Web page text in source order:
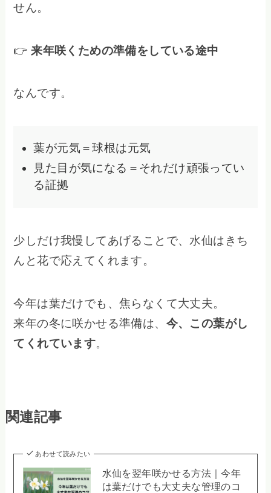
せん。
👉来年咲くための準備をしている途中
なんです。
葉が元気＝球根は元気
見た目が気になる＝それだけ頑張ってい
る証拠
少しだけ我慢してあげることで、水仙はきち
んと花で応えてくれます。
今年は葉だけでも、焦らなくて大丈夫。
来年の冬に咲かせる準備は、 今、この葉がし
てくれています。
関連記事
あわせて読みたい
水仙を翌年咲かせる方法｜今年
は葉だけでも大丈夫な管理のコ